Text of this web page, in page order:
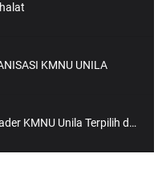
KMNU UNILA
Kembali Torehkan Prestasi, Kader KMNU Unila Terpilih dalam SEA-Teacher Batch 6